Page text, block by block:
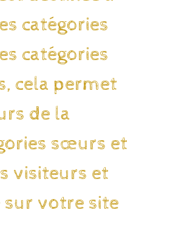
catégories
catégories
cela permet
de la
sœurs et
visiteurs et
sur votre site